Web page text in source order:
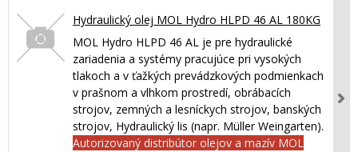
Hydraulický olej MOL Hydro HLPD 46 AL 180KG
MOL Hydro HLPD 46 AL je pre hydraulické
zariadenia a systémy pracujúce pri vysokých
tlakoch a v ťažkých prevádzkových podmienkach
v prašnom a vlhkom prostredí, obrábacích
strojov, zemných a lesníckych strojov, banských
strojov, Hydraulický lis (napr. Müller Weingarten).
Autorizovaný distribútor olejov a mazív MOL